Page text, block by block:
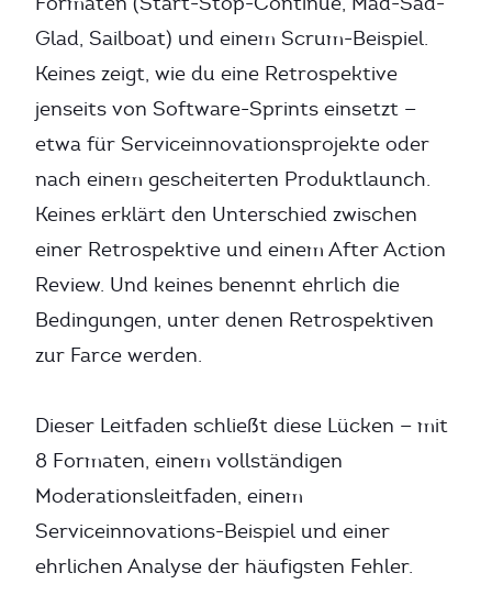
Glad, Sailboat) und einem Scrum-Beispiel.
Keines zeigt, wie du eine Retrospektive
jenseits von Software-Sprints einsetzt —
etwa für Serviceinnovationsprojekte oder
nach einem gescheiterten Produktlaunch.
Keines erklärt den Unterschied zwischen
einer Retrospektive und einem After Action
Review. Und keines benennt ehrlich die
Bedingungen, unter denen Retrospektiven
zur Farce werden.
Dieser Leitfaden schließt diese Lücken — mit
8 Formaten, einem vollständigen
Moderationsleitfaden, einem
Serviceinnovations-Beispiel und einer
ehrlichen Analyse der häufigsten Fehler.